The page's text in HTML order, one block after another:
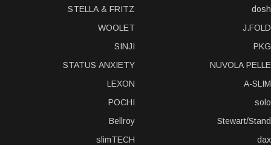
dosh
J.FOLD
PKG
NUVOLA PELLE
A-SLIM
solo
Stewart/Stand
dax
STELLA & FRITZ
WOOLET
SINJI
STATUS ANXIETY
LEXON
POCHI
Bellroy
slimTECH